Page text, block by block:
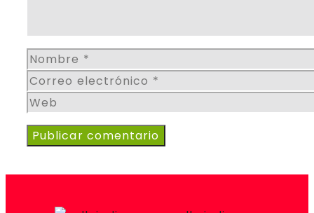
Nombre
Correo
electrónico
Web